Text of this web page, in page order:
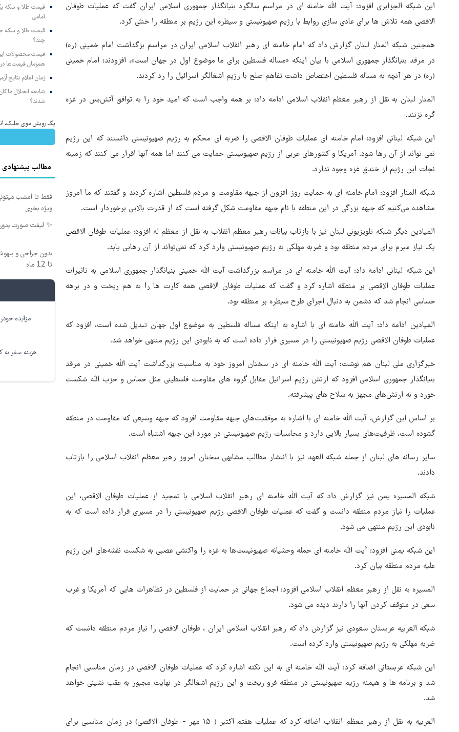
این شبکه الجزایری افزود: آیت الله خامنه ای در مراسم سالگرد بنیانگذار جمهوری اسلامی ایران گفت که عملیات طوفان
الاقصی همه تلاش ها برای عادی سازی روابط با رژیم صهیونیستی و سیطره این رژیم بر منطقه را خنثی کرد.
همچنین شبکه المنار لبنان گزارش داد که امام خامنه ای رهبر انقلاب اسلامی ایران در مراسم بزگداشت امام خمینی (ره)
در مرقد بنیانگذار جمهوری اسلامی با بیان اینکه «مساله فلسطین برای ما موضوع اول در جهان است»، افزودند: امام خمینی
(ره) در هر آنچه به مساله فلسطین اختصاص داشت تفاهم صلح با رژیم اشغالگر اسرائیل را رد کردند.
المنار لبنان به نقل از رهبر معظم انقلاب اسلامی ادامه داد: بر همه واجب است که امید خود را به توافق آتش‌بس در غزه
گره نزنند.
این شبکه لبنانی افزود: امام خامنه ای عملیات طوفان الاقصی را ضربه ای محکم به رژیم صهیونیستی دانستند که این رژیم
نمی تواند از آن رها شود. آمریکا و کشورهای عربی از رژیم صهیونیستی حمایت می کنند اما همه آنها اقرار می کنند که زمینه
نجات این رژیم از خندق غزه وجود ندارد.
شبکه المنار افزود: امام خامنه ای به حمایت روز افزون از جبهه مقاومت و مردم فلسطین اشاره کردند و گفتند که ما امروز
مشاهده می‌کنیم که جبهه بزرگی در این منطقه با نام جبهه مقاومت شکل گرفته است که از قدرت بالایی برخوردار است.
المیادین دیگر شبکه تلویزیونی لبنان نیز با بازتاب بیانات رهبر معظم انقلاب به نقل از معظم له افزود: عملیات طوفان الاقصی
یک نیاز مبرم برای مردم منطقه بود و ضربه مهلکی به رژیم صهیونیستی وارد کرد که نمی‌تواند از آن رهایی یابد.
این شبکه لبنانی ادامه داد: آیت الله خامنه ای در مراسم بزرگداشت آیت الله خمینی بنیانگذار جمهوری اسلامی به تاثیرات
عملیات طوفان الاقصی بر منطقه اشاره کرد و گفت که عملیات طوفان الاقصی همه کارت ها را به هم ریخت و در برهه
حساسی انجام شد که دشمن به دنبال اجرای طرح سیطره بر منطقه بود.
المیادین ادامه داد: آیت الله خامنه ای با اشاره به اینکه مساله فلسطین به موضوع اول جهان تبدیل شده است، افزود که
عملیات طوفان الاقصی رژیم صهیونیستی را در مسیری قرار داده است که به نابودی این رژیم منتهی خواهد شد.
خبرگزاری ملی لبنان هم نوشت: آیت الله خامنه ای در سخنان امروز خود به مناسبت بزرگداشت آیت الله خمینی در مرقد
بنیانگذار جمهوری اسلامی افزود که ارتش رژیم اسرائیل مقابل گروه های مقاومت فلسطینی مثل حماس و حزب الله شکست
خورد و نه ارتش‌های مجهز به سلاح های پیشرفته.
بر اساس این گزارش، آیت الله خامنه ای با اشاره به موفقیت‌های جبهه مقاومت افزود که جبهه وسیعی که مقاومت در منطقه
گشوده است، ظرفیت‌های بسیار بالایی دارد و محاسبات رژیم صهیونیستی در مورد این جبهه اشتباه است.
سایر رسانه های لبنان از جمله شبکه العهد نیز با انتشار مطالب مشابهی سخنان امروز رهبر معظم انقلاب اسلامی را بازتاب
دادند.
شبکه المسیره یمن نیز گزارش داد که آیت الله خامنه ای رهبر انقلاب اسلامی با تمجید از عملیات طوفان الاقصی، این
عملیات را نیاز مردم منطقه دانست و گفت که عملیات طوفان الاقصی رژیم صهیونیستی را در مسیری قرار داده است که به
نابودی این رژیم منتهی می شود.
این شبکه یمنی افزود: آیت الله خامنه ای حمله وحشیانه صهیونیست‌ها به غزه را واکنشی عصبی به شکست نقشه‌های این رژیم
علیه مردم منطقه بیان کرد.
المسیره به نقل از رهبر معظم انقلاب اسلامی افزود:‌ اجماع جهانی در حمایت از فلسطین در تظاهرات هایی که آمریکا و غرب
سعی در متوقف کردن آنها را دارند دیده می شود.
شبکه العربیه عربستان سعودی نیز گزارش داد که رهبر انقلاب اسلامی ایران ، طوفان الاقصی را نیاز مردم منطقه دانست که
ضربه مهلکی به رژیم صهیونیستی وارد کرده است.
این شبکه عربستانی اضافه کرد: آیت الله خامنه ای به این نکته اشاره کرد که عملیات طوفان الاقصی در زمان مناسبی انجام
شد و برنامه ها و هیمنه رژیم صهیونیستی در منطقه فرو ریخت و این رژیم اشغالگر در نهایت مجبور به عقب نشینی خواهد
شد.
العربیه به نقل از رهبر معظم انقلاب اضافه کرد که عملیات هفتم اکتبر ( ۱۵ مهر - طوفان الاقصی) در زمان مناسبی برای
امامی
چند؟
همزمان قیمت‌ها در
زمان اعلام نتایج
شایعه انحلال
شدند؟
پک رویش موی جلبک،
مطالب پیشنهادی
فقط تا امشب
ویژه بخری
✨ لیفت صورت بدون
بدون جراحی و
تا 12 ماه
مزایده
هزینه سفر به